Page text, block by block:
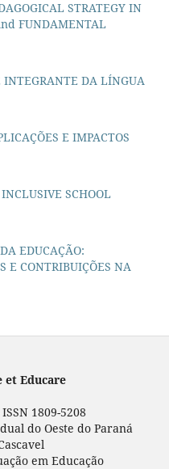
STRATEGY IN
FUNDAMENTAL
INTEGRANTE DA LÍNGUA
E IMPACTOS
SCHOOL
EDUCAÇÃO:
E CONTRIBUIÇÕES NA
et Educare
1809-5208
do Oeste do Paraná
em Educação